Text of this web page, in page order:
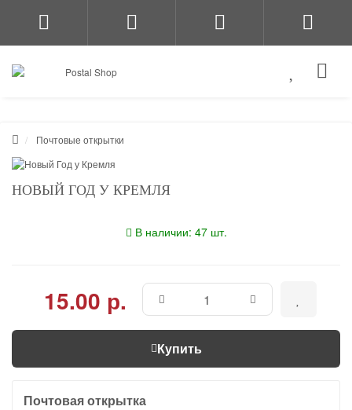
Почтовые открытки
НОВЫЙ ГОД У КРЕМЛЯ
В наличии: 47 шт.
15.00 р.
Купить
Почтовая открытка